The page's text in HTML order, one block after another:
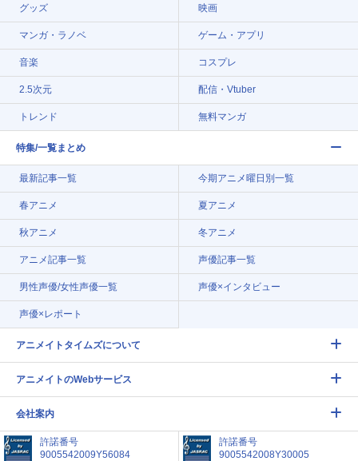
グッズ 映画
マンガ・ラノベ ゲーム・アプリ
音楽 コスプレ
2.5次元 配信・Vtuber
トレンド 無料マンガ
特集/一覧まとめ
最新記事一覧 今期アニメ曜日別一覧
春アニメ 夏アニメ
秋アニメ 冬アニメ
アニメ記事一覧 声優記事一覧
男性声優/女性声優一覧 声優×インタビュー
声優×レポート
アニメイトタイムズについて
アニメイトのWebサービス
会社案内
許諾番号
9005542009Y56084
許諾番号
9005542008Y30005